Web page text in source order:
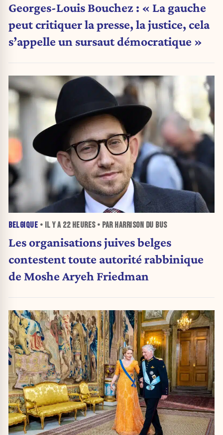
Georges-Louis Bouchez : « La gauche
peut critiquer la presse, la justice, cela
s’appelle un sursaut démocratique »
BELGIQUE • IL Y A 22 HEURES• PAR HARRISON DU BUS
Les organisations juives belges
contestent toute autorité rabbinique
de Moshe Aryeh Friedman